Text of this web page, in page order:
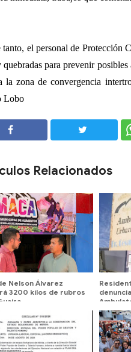
tanto, el personal de Protección
quebradas para prevenir
la zona de convergencia
Lobo
Relacionados
Nelson Álvarez
3200 kilos de rubros